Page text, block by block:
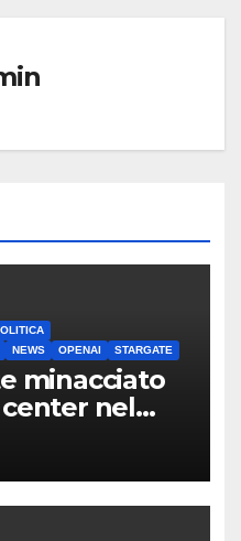
NEWS OPENAI STARGATE
minacciato
center nel